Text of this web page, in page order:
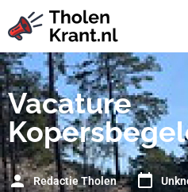
Vacature
Redactie Tholen